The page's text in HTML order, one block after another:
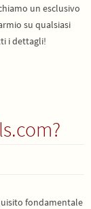
un esclusivo
su qualsiasi
i dettagli!
fondamentale